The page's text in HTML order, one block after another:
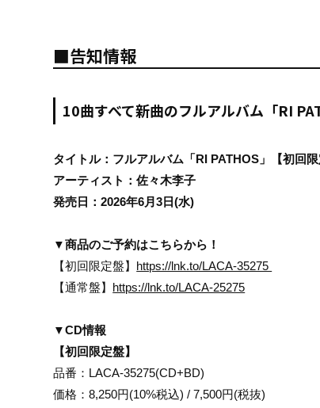
■告知情報
10曲すべて新曲のフルアルバム「RI
タイトル：フルアルバム「RI PATHOS」【初回
アーティスト：佐々木李子
発売日：2026年6月3日(水)
▼商品のご予約はこちらから！
【初回限定盤】 https://lnk.to/LACA-35275
【通常盤】 https://lnk.to/LACA-25275
▼CD情報
【初回限定盤】
品番：LACA-35275(CD+BD)
価格：8,250円(10%税込) / 7,500円(税抜)